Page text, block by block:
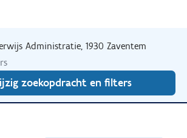
Administratie, 1930 Zaventem
zoekopdracht en filters